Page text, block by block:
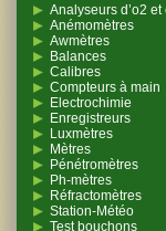
Analyseurs d’o2 et
Anémomètres
Awmètres
Balances
Calibres
Compteurs à main
Electrochimie
Enregistreurs
Luxmètres
Mètres
Pénétromètres
Ph-mètres
Réfractomètres
Station-Météo
Test bouchons